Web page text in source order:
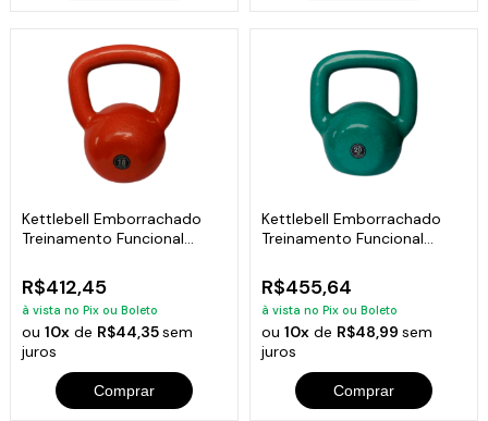
Kettlebell Emborrachado
Treinamento Funcional
R$412,45
à vista no Pix ou Boleto
ou10x de R$44,35sem
juros
Comprar
Kettlebell Emborrachado
Treinamento Funcional
R$455,64
à vista no Pix ou Boleto
ou 10xde R$48,99 sem
juros
Comprar